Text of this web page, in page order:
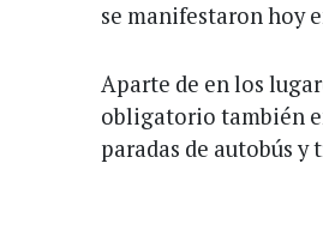
se manifestaron hoy
Aparte de en los
obligatorio también
paradas de autobús y